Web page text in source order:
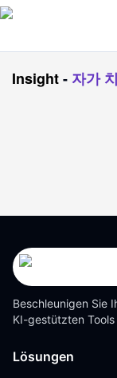
Insight- 자가
Beschleunigen Sie
KI-gestützten Tools
Lösungen